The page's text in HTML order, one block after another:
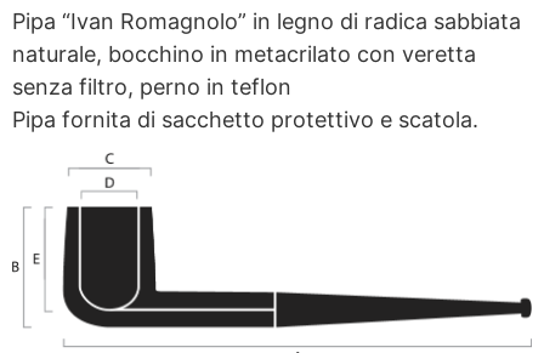
Pipa “Ivan Romagnolo” in legno di radica sabbiata
naturale, bocchino in metacrilato con veretta
senza filtro, perno in teflon
Pipa fornita di sacchetto protettivo e scatola.